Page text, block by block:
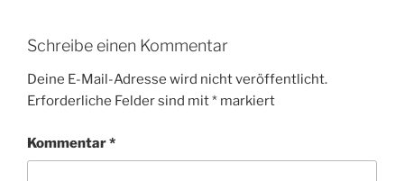
Schreibe einen Kommentar
Deine E-Mail-Adresse wird nicht veröffentlicht.
Erforderliche Felder sind mit* markiert
Kommentar*